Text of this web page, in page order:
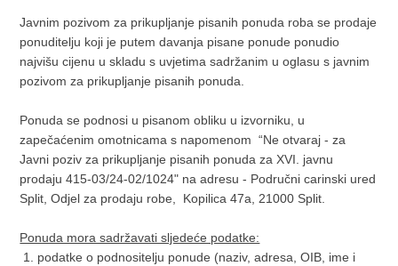
Javnim pozivom za prikupljanje pisanih ponuda roba se prodaje
ponuditelju koji je putem davanja pisane ponude ponudio
najvišu cijenu u skladu s uvjetima sadržanim u oglasu s javnim
pozivom za prikupljanje pisanih ponuda.
Ponuda se podnosi u pisanom obliku u izvorniku, u
zapečaćenim omotnicama s napomenom “Ne otvaraj - za
Javni poziv za prikupljanje pisanih ponuda za XVI. javnu
prodaju 415-03/24-02/1024" na adresu - Područni carinski ured
Split, Odjel za prodaju robe, Kopilica 47a, 21000 Split.
Ponuda mora sadržavati sljedeće podatke:
1. podatke o podnositelju ponude (naziv, adresa, OIB, ime i